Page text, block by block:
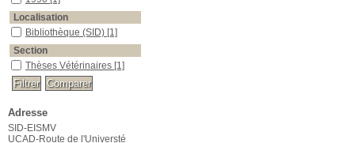
Localisation
Bibliothèque (SID) [1]
Section
Thèses Vétérinaires [1]
hematocrite
hematocrites
Adresse
SID-EISMV
UCAD-Route de l'Universté